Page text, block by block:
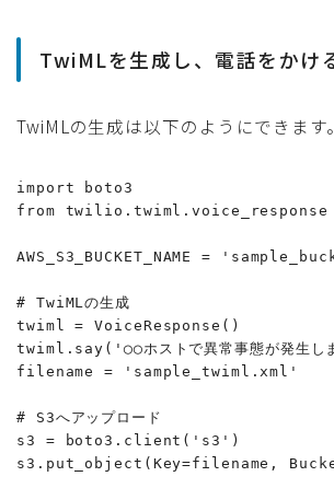
TwiMLを生成し、電話をかけ
TwiMLの生成は以下のようにできます。
import boto3
from twilio.twiml.voice_response
AWS_S3_BUCKET_NAME =
# TwiMLの生成
twiml = VoiceResponse()
twiml.say('◯◯ホストで異常事態が
filename = 'sample_twiml.xml'
# S3へアップロード
s3 = boto3.client('s3')
s3.put_object(Key=filename,